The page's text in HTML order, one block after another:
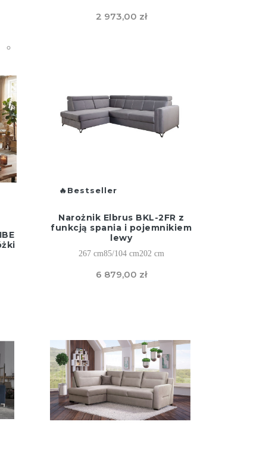
2 973,00 zł
Bestseller
Narożnik Elbrus BKL-2FR z
funkcją spania i pojemnikiem
lewy
267 cm85/104 cm202 cm
6 879,00 zł